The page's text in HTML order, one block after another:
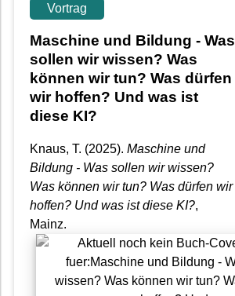
Vortrag
Maschine und Bildung - Was
sollen wir wissen? Was
können wir tun? Was dürfen
wir hoffen? Und was ist
diese KI?
Knaus, T. (2025). Maschine und
Bildung - Was sollen wir wissen?
Was können wir tun? Was dürfen wir
hoffen? Und was ist diese KI?,
Mainz.